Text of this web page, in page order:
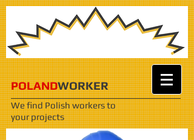
POLANDWORKER
We find Polish workersto
your projects